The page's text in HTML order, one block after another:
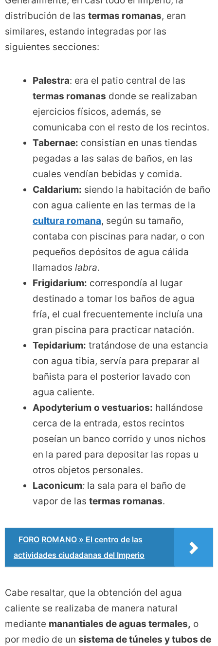
distribución de las termas romanas, eran
similares, estando integradas por las
siguientes secciones:
Palestra: era el patio central de las
termas romanas donde se realizaban
ejercicios físicos, además, se
comunicaba con el resto de los recintos.
Tabernae: consistían en unas tiendas
pegadas a las salas de baños, en las
cuales vendían bebidas y comida.
Caldarium: siendo la habitación de baño
con agua caliente en las termas de la
cultura romana, según su tamaño,
contaba con piscinas para nadar, o con
pequeños depósitos de agua cálida
llamados labra.
Frigidarium: correspondía al lugar
destinado a tomar los baños de agua
fría, el cual frecuentemente incluía una
gran piscina para practicar natación.
Tepidarium: tratándose de una estancia
con agua tibia, servía para preparar al
bañista para el posterior lavado con
agua caliente.
Apodyterium o vestuarios: hallándose
cerca de la entrada, estos recintos
poseían un banco corrido y unos nichos
en la pared para depositar las ropas u
otros objetos personales.
Laconicum: la sala para el baño de
vapor de las termas romanas.
FORO ROMANO » El centro de las
actividades ciudadanas del Imperio
Cabe resaltar, que la obtención del agua
caliente se realizaba de manera natural
mediante manantiales de aguas termales, o
por medio de un sistema de túneles y tubos de